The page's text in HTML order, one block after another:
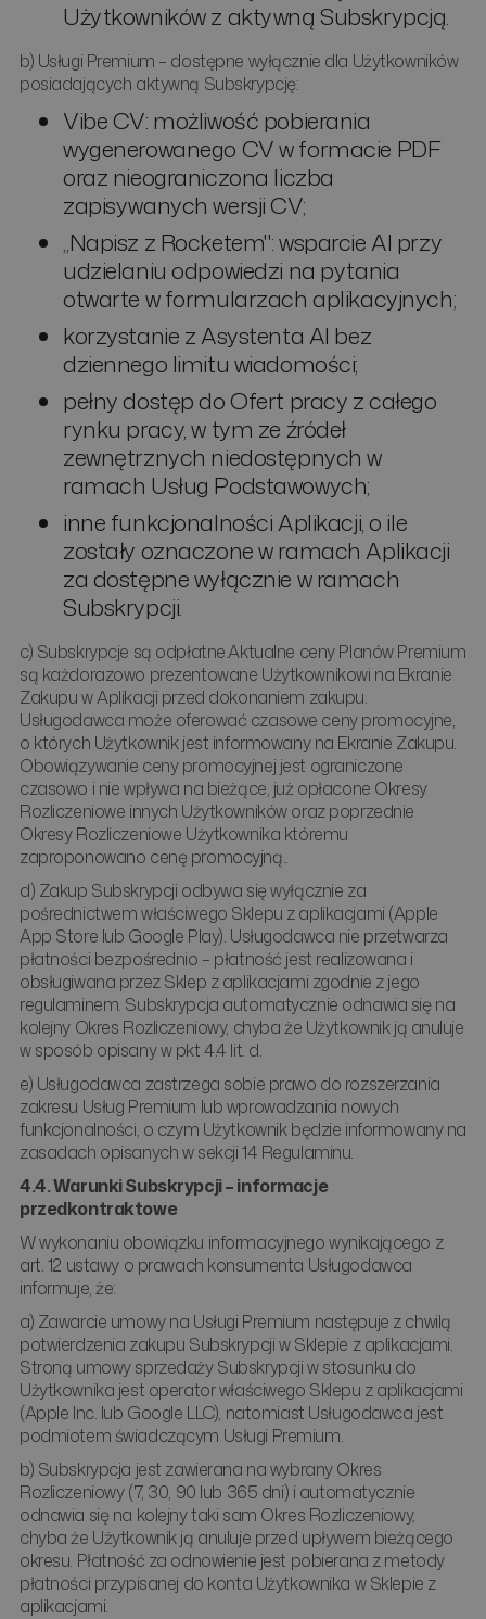
Użytkowników z aktywną Subskrypcją.
b) Usługi Premium – dostępne wyłącznie dla Użytkowników
posiadających aktywną Subskrypcję:
Vibe CV: możliwość pobierania
wygenerowanego CV w formacie PDF
oraz nieograniczona liczba
zapisywanych wersji CV;
„Napisz z Rocketem": wsparcie AI przy
udzielaniu odpowiedzi na pytania
otwarte w formularzach aplikacyjnych;
korzystanie z Asystenta AI bez
dziennego limitu wiadomości;
pełny dostęp do Ofert pracy z całego
rynku pracy, w tym ze źródeł
zewnętrznych niedostępnych w
ramach Usług Podstawowych;
inne funkcjonalności Aplikacji, o ile
zostały oznaczone w ramach Aplikacji
za dostępne wyłącznie w ramach
Subskrypcji.
c) Subskrypcje są odpłatne.Aktualne ceny Planów Premium
są każdorazowo prezentowane Użytkownikowi na Ekranie
Zakupu w Aplikacji przed dokonaniem zakupu.
Usługodawca może oferować czasowe ceny promocyjne,
o których Użytkownik jest informowany na Ekranie Zakupu.
Obowiązywanie ceny promocyjnej jest ograniczone
czasowo i nie wpływa na bieżące, już opłacone Okresy
Rozliczeniowe innych Użytkowników oraz poprzednie
Okresy Rozliczeniowe Użytkownika któremu
zaproponowano cenę promocyjną..
d) Zakup Subskrypcji odbywa się wyłącznie za
pośrednictwem właściwego Sklepu z aplikacjami (Apple
App Store lub Google Play). Usługodawca nie przetwarza
płatności bezpośrednio – płatność jest realizowana i
obsługiwana przez Sklep z aplikacjami zgodnie z jego
regulaminem. Subskrypcja automatycznie odnawia się na
kolejny Okres Rozliczeniowy, chyba że Użytkownik ją anuluje
w sposób opisany w pkt 4.4 lit. d.
e) Usługodawca zastrzega sobie prawo do rozszerzania
zakresu Usług Premium lub wprowadzania nowych
funkcjonalności, o czym Użytkownik będzie informowany na
zasadach opisanych w sekcji 14 Regulaminu.
4.4. Warunki Subskrypcji – informacje
przedkontraktowe
W wykonaniu obowiązku informacyjnego wynikającego z
art. 12 ustawy o prawach konsumenta Usługodawca
informuje, że:
a) Zawarcie umowy na Usługi Premium następuje z chwilą
potwierdzenia zakupu Subskrypcji w Sklepie z aplikacjami.
Stroną umowy sprzedaży Subskrypcji w stosunku do
Użytkownika jest operator właściwego Sklepu z aplikacjami
(Apple Inc. lub Google LLC), natomiast Usługodawca jest
podmiotem świadczącym Usługi Premium.
b) Subskrypcja jest zawierana na wybrany Okres
Rozliczeniowy (7, 30, 90 lub 365 dni) i automatycznie
odnawia się na kolejny taki sam Okres Rozliczeniowy,
chyba że Użytkownik ją anuluje przed upływem bieżącego
okresu. Płatność za odnowienie jest pobierana z metody
płatności przypisanej do konta Użytkownika w Sklepie z
aplikacjami.